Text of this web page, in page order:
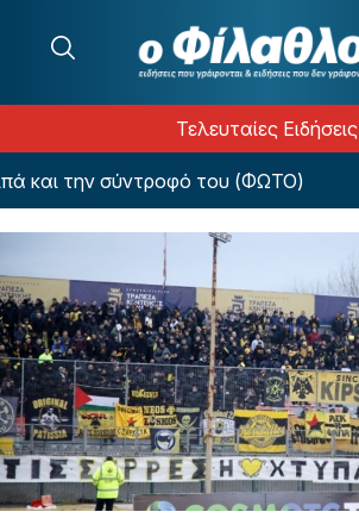
Τελευταίες Ειδήσεις
και την σύντροφό του (ΦΩΤΟ)